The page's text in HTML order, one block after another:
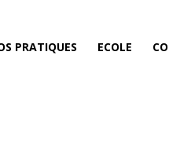
PRATIQUES ECOLE